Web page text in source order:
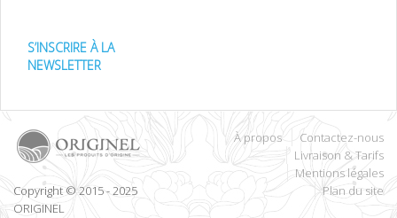
S’INSCRIRE À LA
NEWSLETTER
Copyright © 2015 - 2025
ORIGINEL
À propos
Contactez-nous
Livraison & Tarifs
Mentions légales
Plan du site